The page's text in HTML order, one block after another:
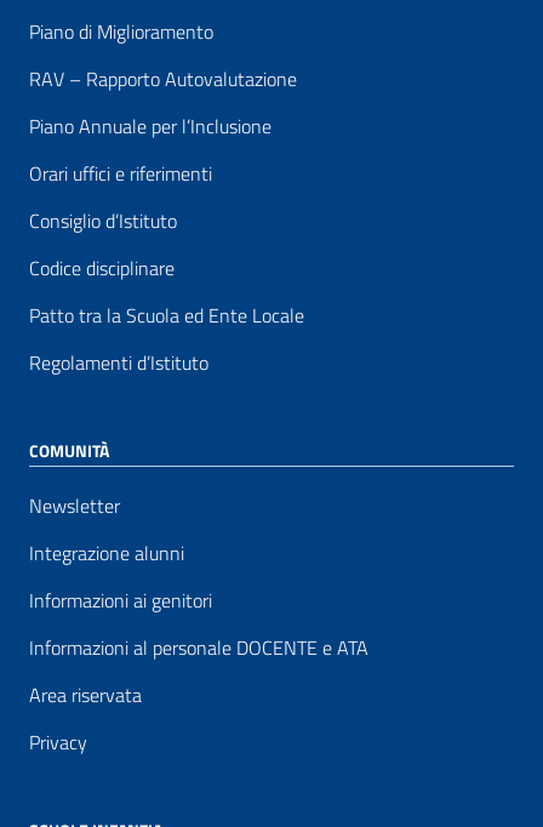
Piano di Miglioramento
RAV – Rapporto Autovalutazione
Piano Annuale per l’Inclusione
Orari uffici e riferimenti
Consiglio d’Istituto
Codice disciplinare
Patto tra la Scuola ed Ente Locale
Regolamenti d’Istituto
COMUNITÀ
Newsletter
Integrazione alunni
Informazioni ai genitori
Informazioni al personale DOCENTE e ATA
Area riservata
Privacy